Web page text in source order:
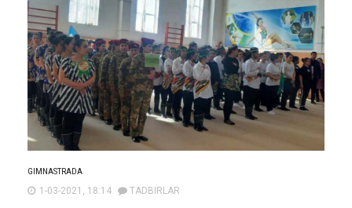
GIMNASTRADA
1-03-2021, 18:14 TADBIRLAR